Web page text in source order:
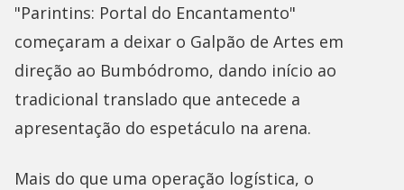
"Parintins: Portal do Encantamento"
começaram a deixar o Galpão de Artes em
direção ao Bumbódromo, dando início ao
tradicional translado que antecede a
apresentação do espetáculo na arena.
Mais do que uma operação logística, o